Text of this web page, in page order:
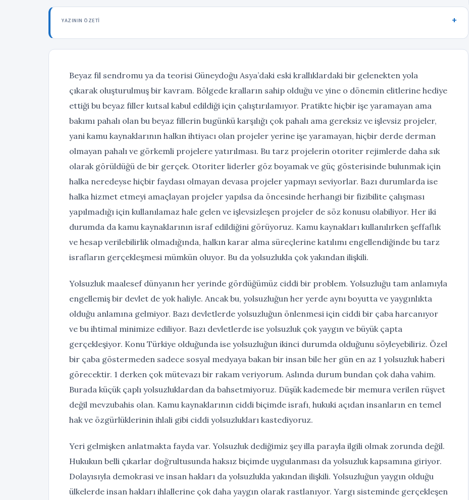
YAZININ ÖZETI
Beyaz fil sendromu ya da teorisi Güneydoğu Asya’daki eski krallıklardaki bir gelenekten yola
çıkarak oluşturulmuş bir kavram. Bölgede kralların sahip olduğu ve yine o dönemin elitlerine hediye
ettiği bu beyaz filler kutsal kabul edildiği için çalıştırılamıyor. Pratikte hiçbir işe yaramayan ama
bakımı pahalı olan bu beyaz fillerin bugünkü karşılığı çok pahalı ama gereksiz ve işlevsiz projeler,
yani kamu kaynaklarının halkın ihtiyacı olan projeler yerine işe yaramayan, hiçbir derde derman
olmayan pahalı ve görkemli projelere yatırılması. Bu tarz projelerin otoriter rejimlerde daha sık
olarak görüldüğü de bir gerçek. Otoriter liderler göz boyamak ve güç gösterisinde bulunmak için
halka neredeyse hiçbir faydası olmayan devasa projeler yapmayı seviyorlar. Bazı durumlarda ise
halka hizmet etmeyi amaçlayan projeler yapılsa da öncesinde herhangi bir fizibilite çalışması
yapılmadığı için kullanılamaz hale gelen ve işlevsizleşen projeler de söz konusu olabiliyor. Her iki
durumda da kamu kaynaklarının israf edildiğini görüyoruz. Kamu kaynakları kullanılırken şeffaflık
ve hesap verilebilirlik olmadığında, halkın karar alma süreçlerine katılımı engellendiğinde bu tarz
israfların gerçekleşmesi mümkün oluyor. Bu da yolsuzlukla çok yakından ilişkili.
Yolsuzluk maalesef dünyanın her yerinde gördüğümüz ciddi bir problem. Yolsuzluğu tam anlamıyla
engellemiş bir devlet de yok haliyle. Ancak bu, yolsuzluğun her yerde aynı boyutta ve yaygınlıkta
olduğu anlamına gelmiyor. Bazı devletlerde yolsuzluğun önlenmesi için ciddi bir çaba harcanıyor
ve bu ihtimal minimize ediliyor. Bazı devletlerde ise yolsuzluk çok yaygın ve büyük çapta
gerçekleşiyor. Konu Türkiye olduğunda ise yolsuzluğun ikinci durumda olduğunu söyleyebiliriz. Özel
bir çaba göstermeden sadece sosyal medyaya bakan bir insan bile her gün en az 1 yolsuzluk haberi
görecektir. 1 derken çok mütevazı bir rakam veriyorum. Aslında durum bundan çok daha vahim.
Burada küçük çaplı yolsuzluklardan da bahsetmiyoruz. Düşük kademede bir memura verilen rüşvet
değil mevzubahis olan. Kamu kaynaklarının ciddi biçimde israfı, hukuki açıdan insanların en temel
hak ve özgürlüklerinin ihlali gibi ciddi yolsuzlukları kastediyoruz.
Yeri gelmişken anlatmakta fayda var. Yolsuzluk dediğimiz şey illa parayla ilgili olmak zorunda değil.
Hukukun belli çıkarlar doğrultusunda haksız biçimde uygulanması da yolsuzluk kapsamına giriyor.
Dolayısıyla demokrasi ve insan hakları da yolsuzlukla yakından ilişkili. Yolsuzluğun yaygın olduğu
ülkelerde insan hakları ihlallerine çok daha yaygın olarak rastlanıyor. Yargı sisteminde gerçekleşen